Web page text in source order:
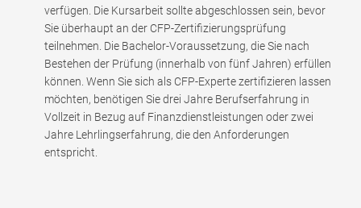
verfügen. Die Kursarbeit sollte abgeschlossen sein, bevor
Sie überhaupt an der CFP-Zertifizierungsprüfung
teilnehmen. Die Bachelor-Voraussetzung, die Sie nach
Bestehen der Prüfung (innerhalb von fünf Jahren) erfüllen
können. Wenn Sie sich als CFP-Experte zertifizieren lassen
möchten, benötigen Sie drei Jahre Berufserfahrung in
Vollzeit in Bezug auf Finanzdienstleistungen oder zwei
Jahre Lehrlingserfahrung, die den Anforderungen
entspricht.